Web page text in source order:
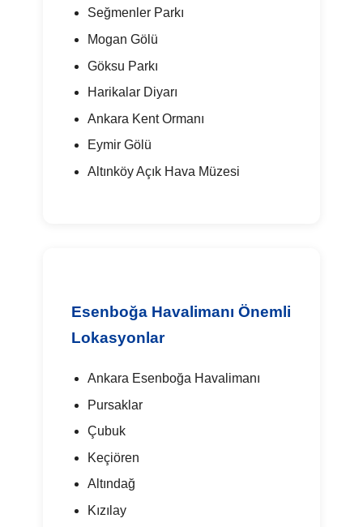
Seğmenler Parkı
Mogan Gölü
Göksu Parkı
Harikalar Diyarı
Ankara Kent Ormanı
Eymir Gölü
Altınköy Açık Hava Müzesi
Esenboğa Havalimanı Önemli
Lokasyonlar
Ankara Esenboğa Havalimanı
Pursaklar
Çubuk
Keçiören
Altındağ
Kızılay